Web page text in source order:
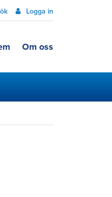
Logga in
Om oss